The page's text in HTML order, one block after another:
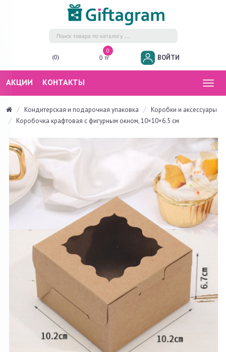
(0)
0
0 тг
ВОЙТИ
АКЦИИ КОНТАКТЫ
Кондитерская и подарочная упаковка
Коробки и аксессуары
Коробочка крафтовая с фигурным окном, 10×10×6.5 см